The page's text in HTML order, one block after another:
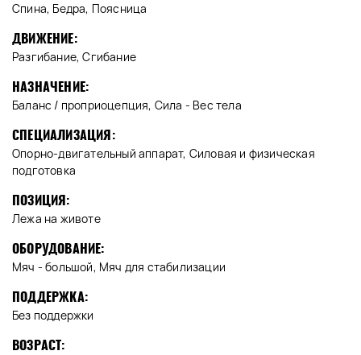
Спина, Бедра, Поясница
ДВИЖЕНИЕ:
Разгибание, Сгибание
НАЗНАЧЕНИЕ:
Баланс / проприоцепция, Сила - Вес тела
СПЕЦИАЛИЗАЦИЯ:
Опорно-двигательный аппарат, Силовая и физическая
подготовка
ПОЗИЦИЯ:
Лежа на животе
ОБОРУДОВАНИЕ:
Мяч - большой, Мяч для стабилизации
ПОДДЕРЖКА:
Без поддержки
ВОЗРАСТ: